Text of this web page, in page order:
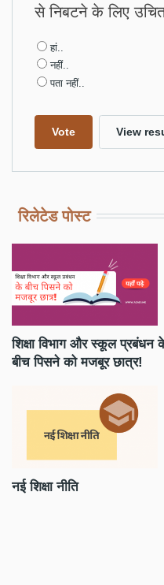
से निबटने के लिए
Choices
हां..
नहीं..
पता नहीं..
रिलेटेड पोस्ट
शिक्षा विभाग और स्कूल प्रबंधन
बीच पिसने को मजबूर छात्र!
नई शिक्षा नीति